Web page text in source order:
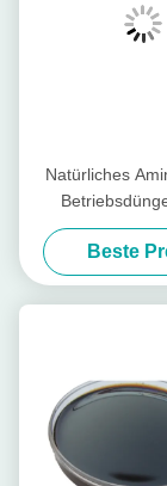
Natürliches
Molybdän-
Beste